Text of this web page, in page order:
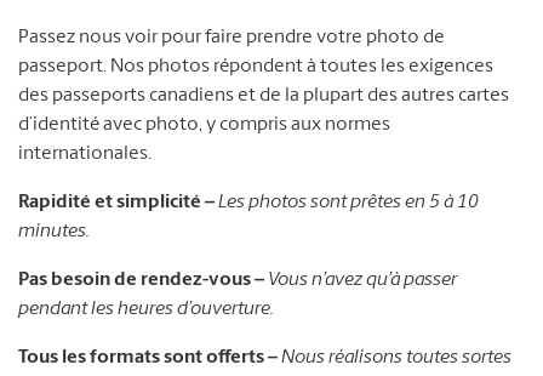
Passez nous voir pour faire prendre votre photo de
passeport. Nos photos répondent à toutes les exigences
des passeports canadiens et de la plupart des autres cartes
d’identité avec photo, y compris aux normes
internationales.
Rapidité et simplicité –Les photos sont prêtes en 5 à 10
minutes.
Pas besoin de rendez-vous – Vous n’avez qu’à passer
pendant les heures d’ouverture.
Tous les formats sont offerts –Nous réalisons toutes sortes